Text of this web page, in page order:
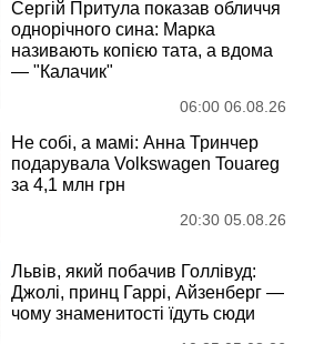
Сергій Притула показав обличчя
однорічного сина: Марка
називають копією тата, а вдома
— "Калачик"
06:00 06.08.26
Не собі, а мамі: Анна Тринчер
подарувала Volkswagen Touareg
за 4,1 млн грн
20:30 05.08.26
Львів, який побачив Голлівуд:
Джолі, принц Гаррі, Айзенберг —
чому знаменитості їдуть сюди